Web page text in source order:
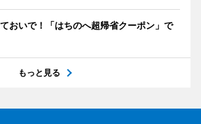
おいで！「はちのへ超帰省クーポン」で
もっと見る